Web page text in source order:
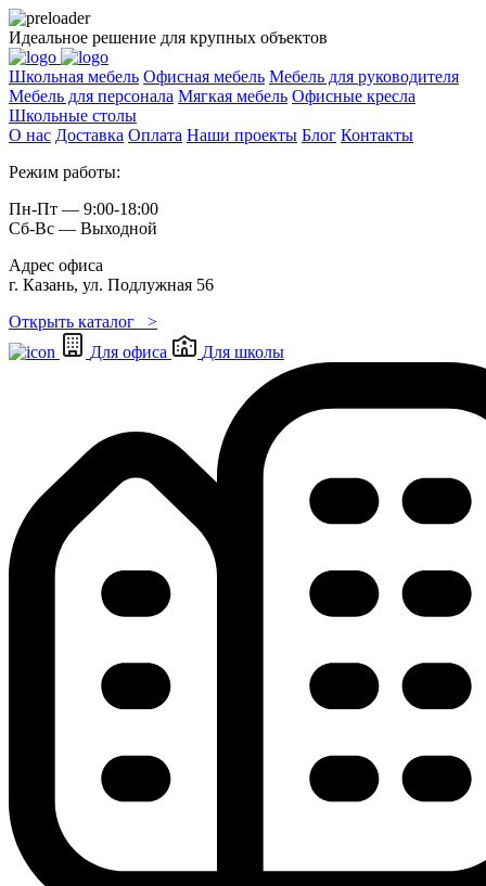
Идеальное решение для крупных объектов
Школьная мебель Офисная мебель Мебель для руководителя
Мебель для персонала Мягкая мебель Офисные кресла
Школьные cтолы
О нас Доставка Оплата Наши проекты Блог Контакты
Режим работы:
Пн-Пт — 9:00-18:00
Сб-Вс — Выходной
Адрес офиса
г. Казань, ул. Подлужная 56
Открыть каталог >
Для офиса
Для школы